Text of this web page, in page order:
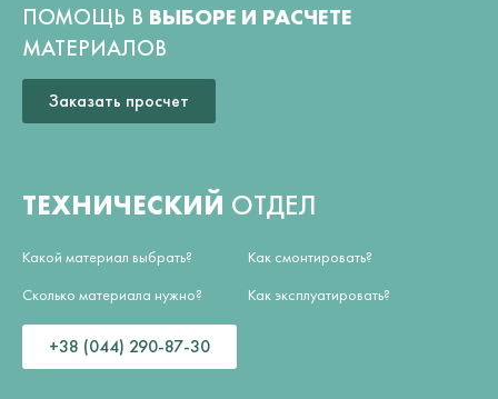
ПОМОЩЬ В ВЫБОРЕ И РАСЧЕТЕ
МАТЕРИАЛОВ
Заказать просчет
ТЕХНИЧЕСКИЙ ОТДЕЛ
Какой материал выбрать?
Сколько материала нужно?
Как смонтировать?
Как эксплуатировать?
+38 (044) 290-87-30